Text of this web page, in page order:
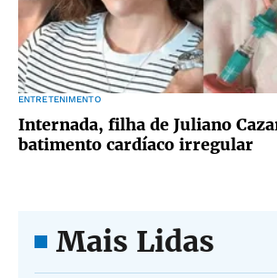
ENTRETENIMENTO
Internada, filha de Juliano
batimento cardíaco irregular
Mais Lidas